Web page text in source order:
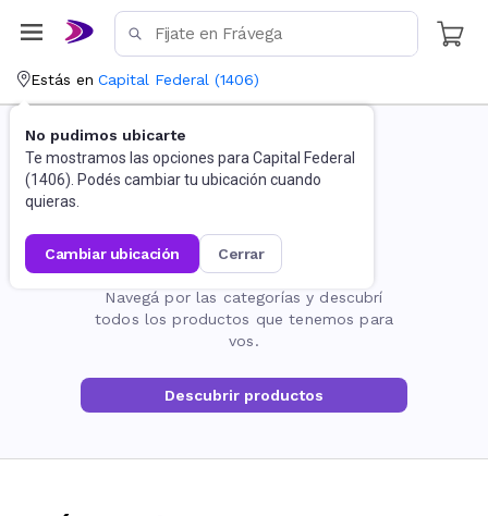
Estás en Capital Federal (1406)
No pudimos ubicarte
Te mostramos las opciones para Capital Federal
(1406). Podés cambiar tu ubicación cuando
quieras.
cambiar ubicación cerrar
La página no existe
Navegá por las categorías y descubrí
todos los productos que tenemos para
vos.
Descubrir productos